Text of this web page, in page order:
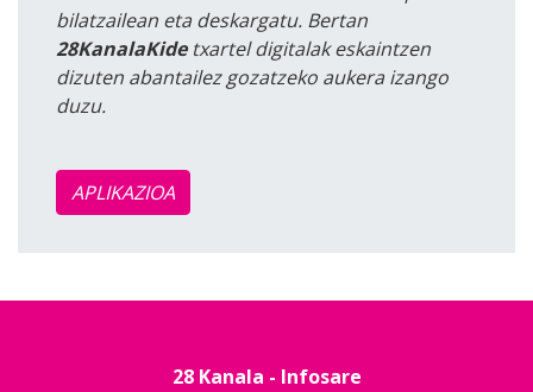
bilatzailean eta deskargatu. Bertan
28KanalaKidetxartel digitalak eskaintzen
dizuten abantailez gozatzeko aukera izango
duzu.
APLIKAZIOA
28 Kanala - Infosare